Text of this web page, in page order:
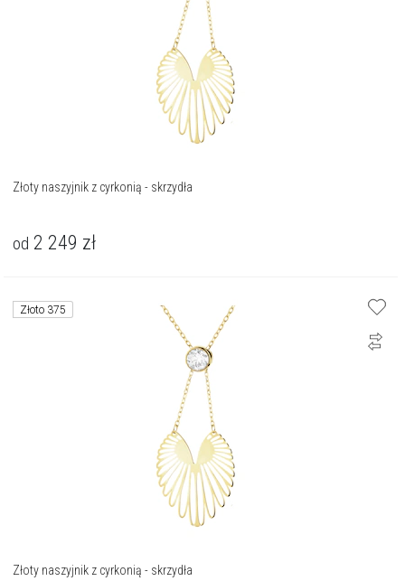
Złoty naszyjnik z cyrkonią - skrzydła
od 2 249 zł
Złoto 375
Złoty naszyjnik z cyrkonią - skrzydła